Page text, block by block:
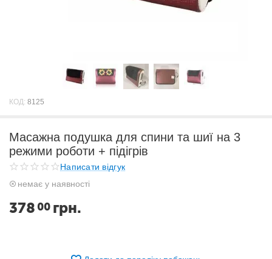
КОД: 8125
Масажна подушка для спини та шиї на 3
режими роботи + підігрів
Написати відгук
немає у наявності
378 00 грн.